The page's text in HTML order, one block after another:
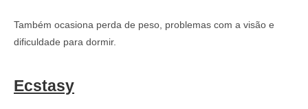
Também ocasiona perda de peso, problemas com a visão e
dificuldade para dormir.
Ecstasy